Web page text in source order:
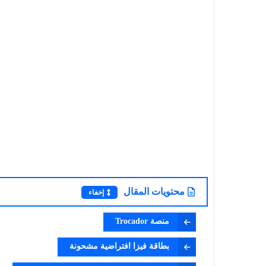
محتويات المقال إخفاء
منصة Trocador
بطاقة فيزا افتراضية مشحونة